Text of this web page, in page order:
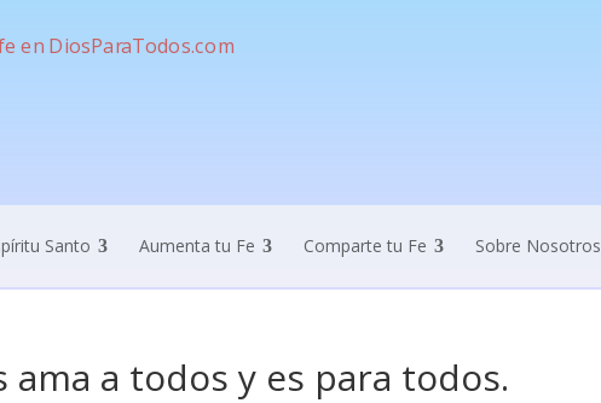
Santo Aumenta tu Fe Comparte tu Fe Sobre Nosotros
ama a todos y es para todos.